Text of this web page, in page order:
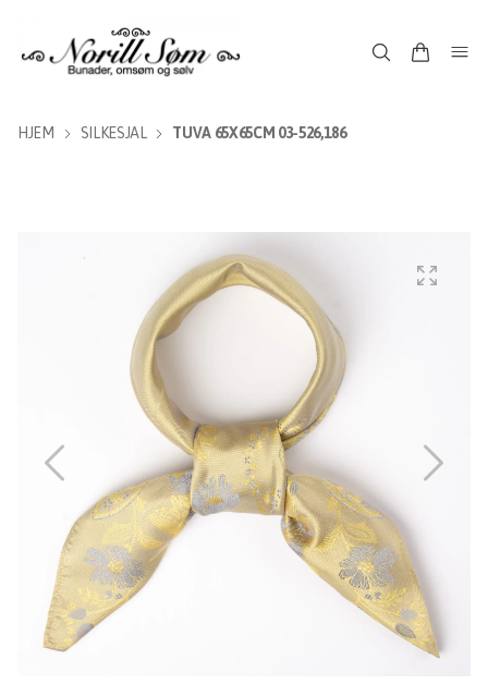
HJEM SILKESJAL TUVA 65X65CM 03-526,186